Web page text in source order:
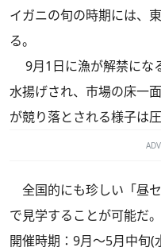
イガニの旬の時期には、
る。
9月1日に漁が解禁にな
水揚げされ、市場の床一
が競り落とされる様子は圧
全国的にも珍しい「昼
で見学することが可能だ。
開催時期：9月～5月中旬(